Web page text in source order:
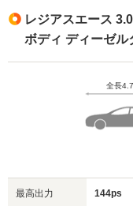
レジアスエース
ボディ ディーゼル
全長
最高出力 144ps